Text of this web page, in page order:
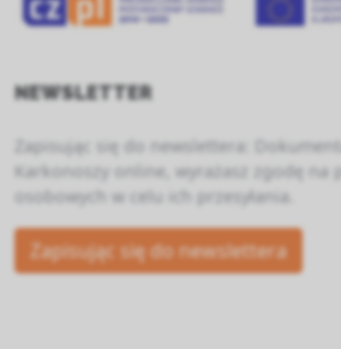
NEWSLETTER
Zapisując się do newslettera:
Karkonoszy online, wyrażasz zgodę na
osobowych w celu ich przesyłania.
Zapisując się do newslettera